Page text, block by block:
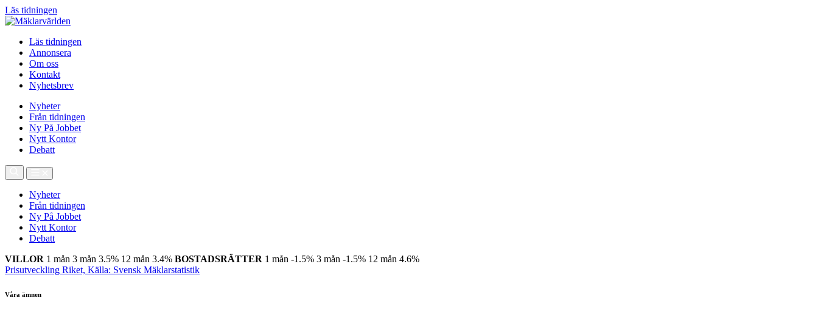
Läs tidningen
Läs tidningen
Annonsera
Om oss
Kontakt
Nyhetsbrev
Nyheter
Från tidningen
Ny På Jobbet
Nytt Kontor
Debatt
Nyheter
Från tidningen
Ny På Jobbet
Nytt Kontor
Debatt
VILLOR 1 mån 3 mån 3.5% 12 mån 3.4% BOSTADSRÄTTER 1 mån -1.5% 3 mån -1.5% 12 mån 4.6%
Prisutveckling Riket, Källa: Svensk Mäklarstatistik
Våra ämnen